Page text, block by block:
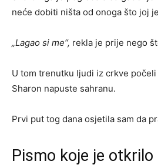
neće dobiti ništa od onoga što joj
„Lagao si me“, rekla je prije nego
U tom trenutku ljudi iz crkve
Sharon napuste sahranu.
Prvi put tog dana osjetila sam da
Pismo koje je otkrilo